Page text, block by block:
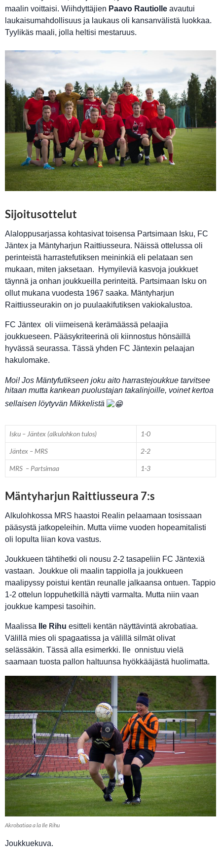
maalin voittaisi. Wiihdyttäjien Paavo Rautiolle avautui
laukaisumahdollisuus ja laukaus oli kansanvälistä luokkaa.
Tyylikäs maali, jolla heltisi mestaruus.
Sijoitusottelut
Alaloppusarjassa kohtasivat toisensa Partsimaan Isku, FC
Jäntex ja Mäntyharjun Raittiusseura. Näissä ottelussa oli
perinteistä harrastefutiksen meininkiä eli pelataan sen
mukaan, miten jaksetaan. Hymyileviä kasvoja joukkuet
täynnä ja onhan joukkueilla perinteitä. Partsimaan Isku on
ollut mukana vuodesta 1967 saaka. Mäntyharjun
Raittiusseurakin on jo puulaakifutiksen vakiokalustoa.
FC Jäntex oli viimeisenä kerämäässä pelaajia
joukkueseen. Pääsykriteerinä oli kiinnostus hönsäillä
hyvässä seurassa. Tässä yhden FC Jäntexin pelaajan
hakulomake.
Moi! Jos Mäntyfutikseen joku aito harrastejoukkue tarvitsee
hitaan mutta kankean puolustajan takalinjoille, voinet kertoa
sellaisen löytyvän Mikkelistä
Isku – Jäntex (alkulohkon tulos) 1-0
Jäntex – MRS 2-2
MRS – Partsimaa 1-3
Mäntyharjun Raittiusseura 7:s
Alkulohkossa MRS haastoi Realin pelaamaan tosissaan
pääsystä jatkopeleihin. Mutta viime vuoden hopeamitalisti
oli lopulta liian kova vastus.
Joukkueen tähtihetki oli nousu 2-2 tasapeliin FC Jäntexiä
vastaan. Joukkue oli maalin tappiolla ja joukkueen
maalipyssy poistui kentän reunalle jalkaansa ontuen. Tappio
1-2 ottelun loppuhetkillä näytti varmalta. Mutta niin vaan
joukkue kampesi tasoihin.
Maalissa Ile Rihu esitteli kentän näyttävintä akrobatiaa.
Välillä mies oli spagaatissa ja välillä silmät olivat
selässäkin. Tässä alla esimerkki. Ile onnistuu vielä
saamaan tuosta pallon haltuunsa hyökkääjästä huolimatta.
Akrobatiaa a la Ile Rihu
Joukkuekuva.